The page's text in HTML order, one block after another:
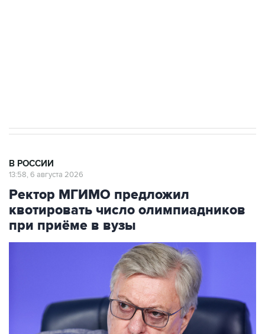
В РОССИИ
13:58, 6 августа 2026
Ректор МГИМО предложил
квотировать число олимпиадников
при приёме в вузы